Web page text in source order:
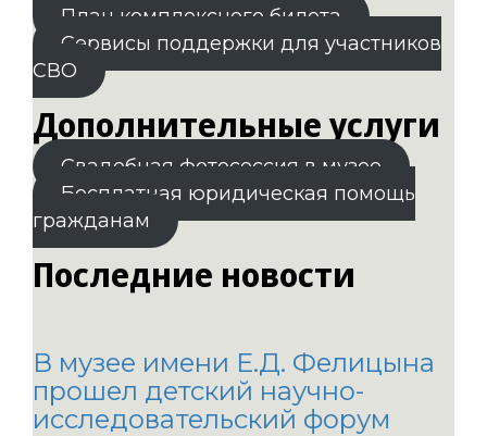
План комплексного билета
Сервисы поддержки для участников
СВО
Дополнительные услуги
Свадебная фотосессия в музее
Бесплатная юридическая помощь
гражданам
Последние новости
В музее имени Е.Д. Фелицына
прошел детский научно-
исследовательский форум